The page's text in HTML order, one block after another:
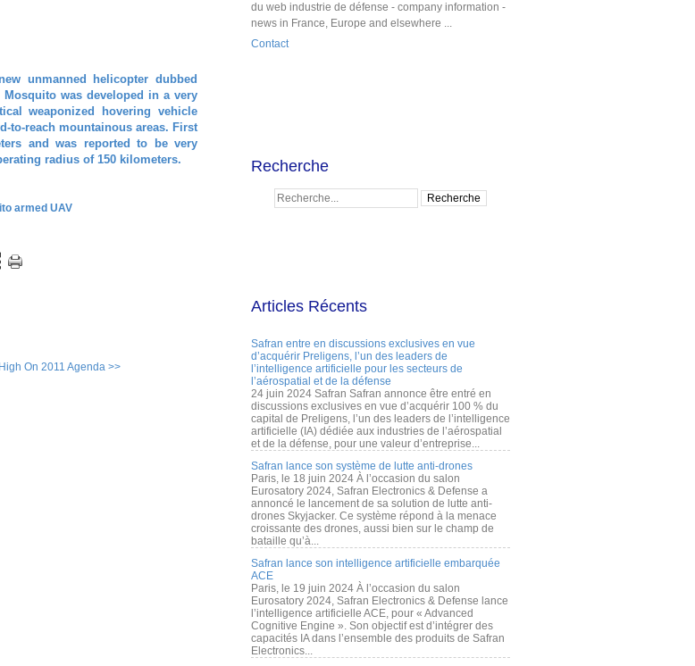
unmanned helicopter dubbed
Mosquito was developed in a very
weaponized hovering vehicle
to-reach mountainous areas. First
and was reported to be very
radius of 150 kilometers.
armed UAV
On 2011 Agenda >>
du web industrie de défense - company information -
news in France, Europe and elsewhere ...
Contact
Recherche
Articles Récents
Safran entre en discussions exclusives en vue
d’acquérir Preligens, l’un des leaders de
l’intelligence artificielle pour les secteurs de
l’aérospatial et de la défense
24 juin 2024 Safran Safran annonce être entré en
discussions exclusives en vue d’acquérir 100 % du
capital de Preligens, l’un des leaders de l’intelligence
artificielle (IA) dédiée aux industries de l’aérospatial
et de la défense, pour une valeur d’entreprise...
Safran lance son système de lutte anti-drones
Paris, le 18 juin 2024 À l’occasion du salon
Eurosatory 2024, Safran Electronics & Defense a
annoncé le lancement de sa solution de lutte anti-
drones Skyjacker. Ce système répond à la menace
croissante des drones, aussi bien sur le champ de
bataille qu’à...
Safran lance son intelligence artificielle embarquée
ACE
Paris, le 19 juin 2024 À l’occasion du salon
Eurosatory 2024, Safran Electronics & Defense lance
l’intelligence artificielle ACE, pour « Advanced
Cognitive Engine ». Son objectif est d’intégrer des
capacités IA dans l’ensemble des produits de Safran
Electronics...